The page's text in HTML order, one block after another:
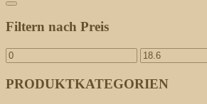
Filtern nach Preis
PRODUKTKATEGORIEN